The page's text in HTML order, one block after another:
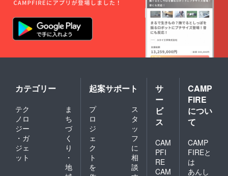
カテゴリー
テク
ノロ
ジー
・ガ
ジェ
ット
ま
ち
づ
く
り
・
地
起案サポート
プ
ロ
ジ
ェ
ク
ト
を
ス
タ
ッ
フ
に
相
談
サ
ー
ビ
ス
CAM
PFI
RE
CAM
CAMP
FIRE
につい
て
CAMP
FIREと
は
あんし